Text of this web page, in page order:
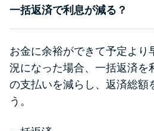
一括返済で利息が減る？
お金に余裕ができて予定より
況になった場合、一括返済を
の支払いを減らし、返済総額
う。